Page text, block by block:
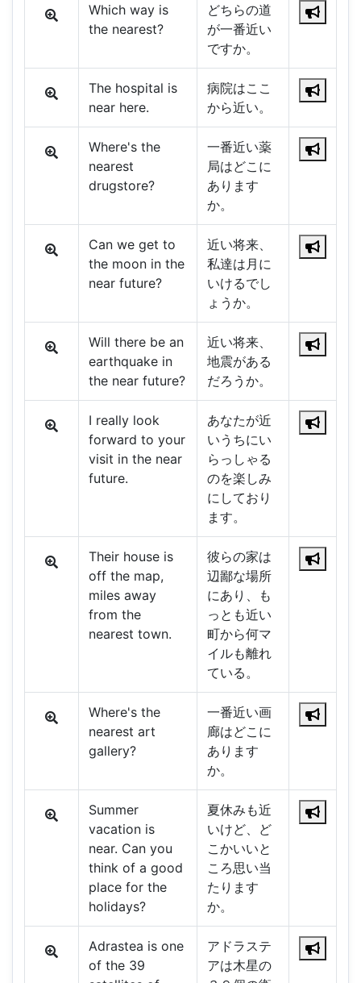
Which way is
the nearest?
どちらの道
が一番近い
ですか。
The hospital is
near here.
病院はここ
から近い。
Where's the
nearest
drugstore?
一番近い薬
局はどこに
あります
か。
Can we get to
the moon in the
near future?
近い将来、
私達は月に
いけるでし
ょうか。
Will there be an
earthquake in
the near future?
近い将来、
地震がある
だろうか。
I really look
forward to your
visit in the near
future.
あなたが近
いうちにい
らっしゃる
のを楽しみ
にしており
ます。
Their house is
off the map,
miles away
from the
nearest town.
彼らの家は
辺鄙な場所
にあり、も
っとも近い
町から何マ
イルも離れ
ている。
Where's the
nearest art
gallery?
一番近い画
廊はどこに
あります
か。
Summer
vacation is
near. Can you
think of a good
place for the
holidays?
夏休みも近
いけど、ど
こかいいと
ころ思い当
たります
か。
Adrastea is one
of the 39
アドラステ
アは木星の